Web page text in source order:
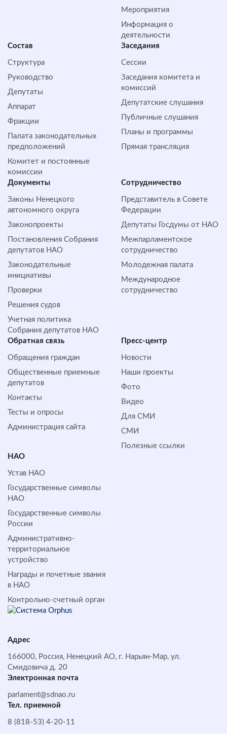
Мероприятия
Информация о
деятельности
Состав
Структура
Руководство
Депутаты
Аппарат
Фракции
Палата законодательных
предположений
Комитет и постоянные
комиссии
Заседания
Сессии
Заседания комитета и
комиссий
Депутатские слушания
Публичные слушания
Планы и программы
Прямая трансляция
Документы
Законы Ненецкого
автономного округа
Законопроекты
Постановления Собрания
депутатов НАО
Законодательные
инициативы
Проверки
Решения судов
Учетная политика
Собрания депутатов НАО
Сотрудничество
Представитель в Совете
Федерации
Депутаты Госдумы от НАО
Межпарламентское
сотрудничество
Молодежная палата
Международное
сотрудничество
Обратная cвязь
Обращения граждан
Общественные приемные
депутатов
Контакты
Тесты и опросы
Администрация сайта
Пресс-центр
Новости
Наши проекты
Фото
Видео
Для СМИ
СМИ
Полезные ссылки
НАО
Устав НАО
Государственные символы
НАО
Государственные символы
России
Административно-
территориальное
устройство
Награды и почетные звания
в НАО
Контрольно-счетный орган
Адрес
166000, Россия, Ненецкий АО, г. Нарьян-Мар, ул.
Смидовича д. 20
Электронная почта
parlament@sdnao.ru
Тел. приемной
8 (818-53) 4-20-11